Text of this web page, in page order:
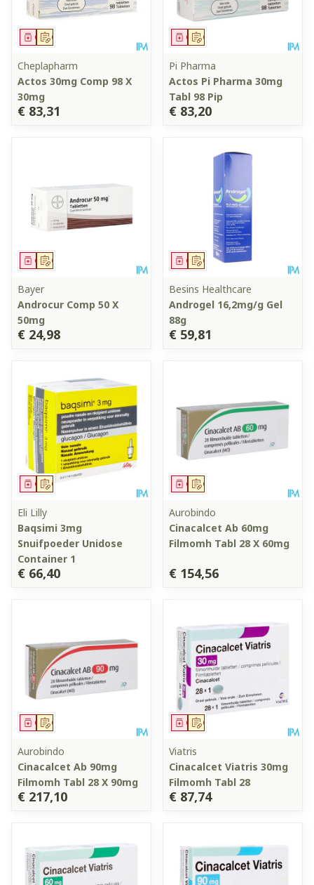
Op voorschrift
Geneesmiddel
Cheplapharm
Actos 30mg Comp 98 X
30mg
€ 83,31
Op voorschrift
Geneesmiddel
Pi Pharma
Actos Pi Pharma 30mg
Tabl 98 Pip
€ 83,20
Op voorschrift
Geneesmiddel
Bayer
Androcur Comp 50 X
50mg
€ 24,98
Op voorschrift
Geneesmiddel
Besins Healthcare
Androgel 16,2mg/g Gel
88g
€ 59,81
Op voorschrift
Geneesmiddel
Eli Lilly
Baqsimi 3mg
Snuifpoeder Unidose
Container 1
€ 66,40
Op voorschrift
Geneesmiddel
Aurobindo
Cinacalcet Ab 60mg
Filmomh Tabl 28 X 60mg
€ 154,56
Op voorschrift
Geneesmiddel
Aurobindo
Cinacalcet Ab 90mg
Filmomh Tabl 28 X 90mg
€ 217,10
Op voorschrift
Geneesmiddel
Viatris
Cinacalcet Viatris 30mg
Filmomh Tabl 28
€ 87,74